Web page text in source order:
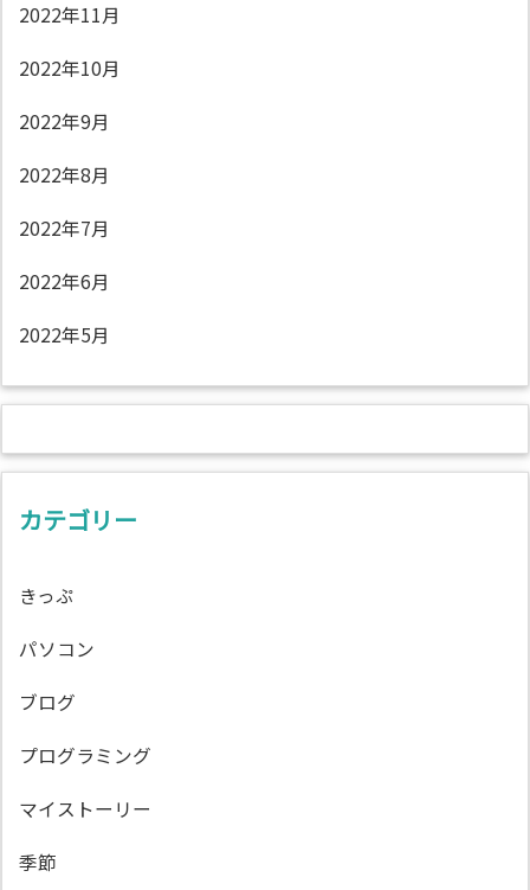
2022年11月
2022年10月
2022年9月
2022年8月
2022年7月
2022年6月
2022年5月
カテゴリー
きっぷ
パソコン
ブログ
プログラミング
マイストーリー
季節